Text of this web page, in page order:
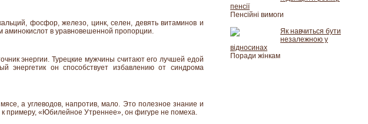
фосфор, железо, цинк, селен, девять витаминов и
аминокислот в уравновешенной пропорции.
энергии. Турецкие мужчины считают его лучшей едой
он способствует избавлению от синдрома
а углеводов, напротив, мало. Это полезное знание и
примеру, «Юбилейное Утреннее», он фигуре не помеха.
пенсії
Пенсійні вимоги
Як навчиться бути
незалежною у
відносинах
Поради жінкам